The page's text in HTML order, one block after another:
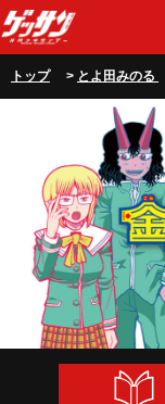
トップ> とよ田みのる